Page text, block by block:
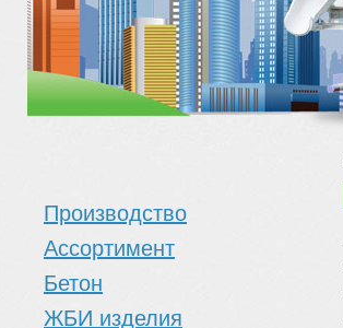
Производство
Ассортимент
Бетон
ЖБИ изделия